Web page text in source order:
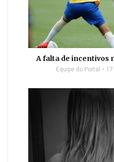
A falta de incentivos
Equipe do Portal